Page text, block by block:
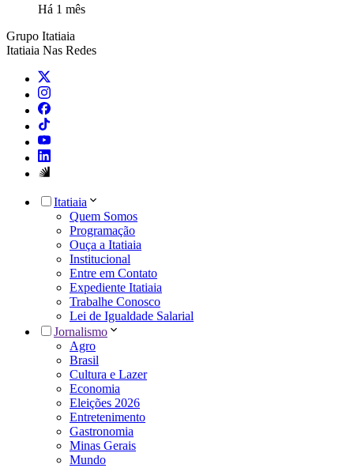
Há 1 mês
Grupo Itatiaia
Itatiaia Nas Redes
Itatiaia
Quem Somos
Programação
Ouça a Itatiaia
Institucional
Entre em Contato
Expediente Itatiaia
Trabalhe Conosco
Lei de Igualdade Salarial
Jornalismo
Agro
Brasil
Cultura e Lazer
Economia
Eleições 2026
Entretenimento
Gastronomia
Minas Gerais
Mundo